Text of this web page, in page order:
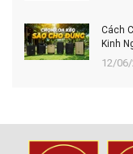
Cách
Kinh
12/